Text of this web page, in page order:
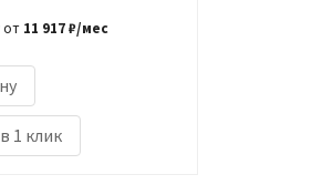
от 11 917 ₽/мес
1 клик